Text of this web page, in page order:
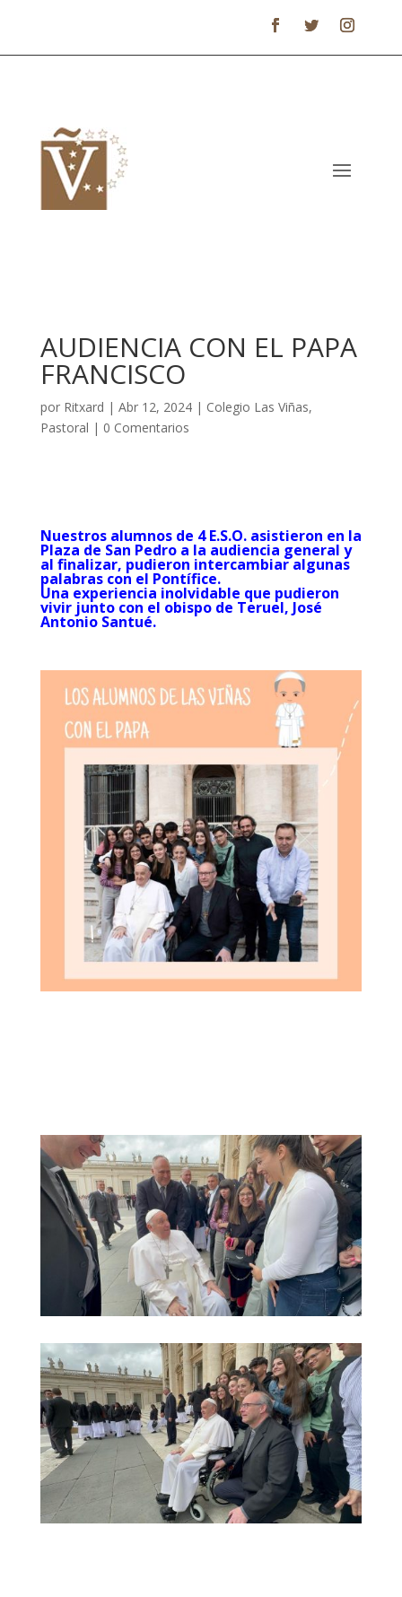
AUDIENCIA CON EL PAPA
FRANCISCO
por Ritxard | Abr 12, 2024| Colegio Las Viñas,
Pastoral | 0 Comentarios
Nuestros alumnos de 4 E.S.O. asistieron en la
Plaza de San Pedro a la audiencia general y
al finalizar, pudieron intercambiar algunas
palabras con el Pontífice.
Una experiencia inolvidable que pudieron
vivir junto con el obispo de Teruel, José
Antonio Santué.